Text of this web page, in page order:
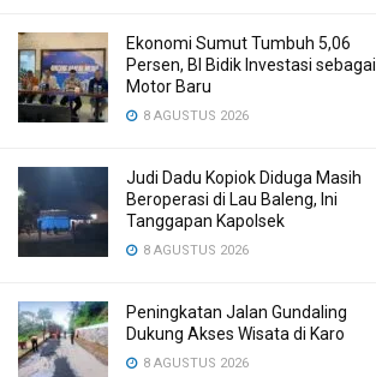
Ekonomi Sumut Tumbuh 5,06
Persen, BI Bidik Investasi sebagai
Motor Baru
8 AGUSTUS 2026
Judi Dadu Kopiok Diduga Masih
Beroperasi di Lau Baleng, Ini
Tanggapan Kapolsek
8 AGUSTUS 2026
Peningkatan Jalan Gundaling
Dukung Akses Wisata di Karo
8 AGUSTUS 2026